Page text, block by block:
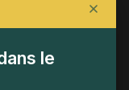
le